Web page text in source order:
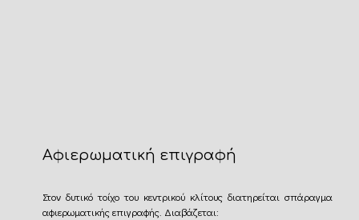
Αφιερωματική επιγραφή
Στον δυτικό τοίχο του κεντρικού κλίτους διατηρείται σπάραγμα
αφιερωματικής επιγραφής. Διαβάζεται: